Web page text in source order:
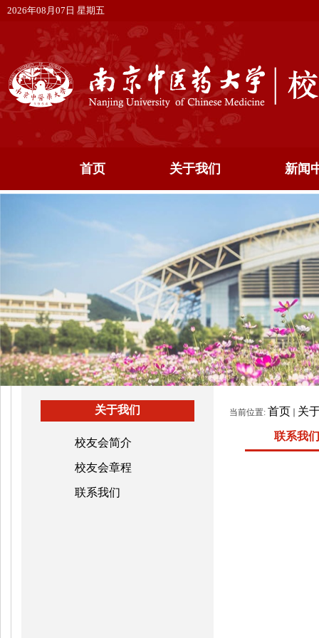
2026年08月07日 星期五
首页 关于我们 新闻
关于我们
校友会简介
校友会章程
联系我们
当前位置: 首页 关
联系我们